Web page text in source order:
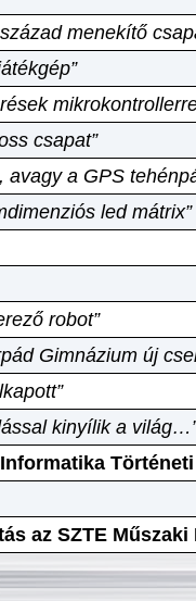
menekítő
csapat”
avagy a GPS
led mátrix”
robot”
Gimnázium új
kinyílik a
az SZTE